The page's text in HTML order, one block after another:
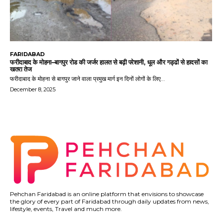
FARIDABAD
फरीदाबाद के मोहना–बागपुर रोड की जर्जर हालत से बढ़ी परेशानी, धूल और गड्ढों से हादसों का
खतरा तेज
फरीदाबाद के मोहना से बागपुर जाने वाला प्रमुख मार्ग इन दिनों लोगों के लिए...
December 8, 2025
Pehchan Faridabad is an online platform that envisions to showcase
the glory of every part of Faridabad through daily updates from news,
lifestyle, events, Travel and much more.